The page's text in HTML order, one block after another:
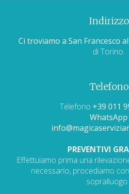
Indirizzo
Ci troviamo a San Francesco
di Torino.
Telefono
Telefono +39 011
WhatsApp
PREVENTIVI
Effettuiamo prima una
necessario, procediamo
sopralluogo.